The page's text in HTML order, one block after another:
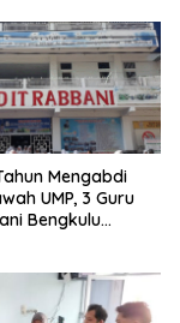
Mengabdi
UMP, 3 Guru
Bengkulu